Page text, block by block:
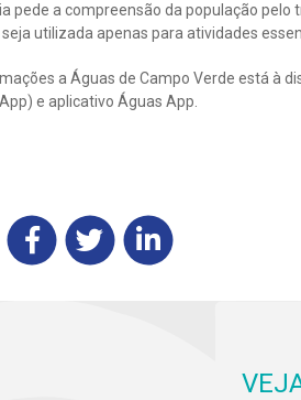
pede a compreensão da população
seja utilizada apenas para atividades
a Águas de Campo Verde está à
e aplicativo Águas App.